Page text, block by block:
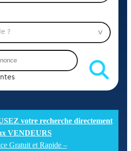
votre recherche directement
VENDEURS
Gratuit et Rapide –